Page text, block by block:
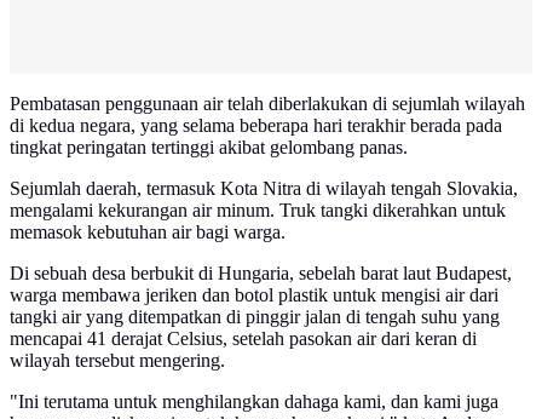
Pembatasan penggunaan air telah diberlakukan di sejumlah wilayah
di kedua negara, yang selama beberapa hari terakhir berada pada
tingkat peringatan tertinggi akibat gelombang panas.
Sejumlah daerah, termasuk Kota Nitra di wilayah tengah Slovakia,
mengalami kekurangan air minum. Truk tangki dikerahkan untuk
memasok kebutuhan air bagi warga.
Di sebuah desa berbukit di Hungaria, sebelah barat laut Budapest,
warga membawa jeriken dan botol plastik untuk mengisi air dari
tangki air yang ditempatkan di pinggir jalan di tengah suhu yang
mencapai 41 derajat Celsius, setelah pasokan air dari keran di
wilayah tersebut mengering.
"Ini terutama untuk menghilangkan dahaga kami, dan kami juga